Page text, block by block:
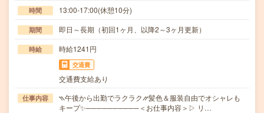
時間 13:00-17:00(休憩10分)
期間 即日～長期（初回1ヶ月、以降2～3ヶ月更新）
時給 時給1241円
交通費
交通費支給あり
仕事内容
⳹午後から出勤でラクラク⳼髪色＆服装自由でオシャレも
キープ✨──────────＜お仕事内容＞▷ リ…